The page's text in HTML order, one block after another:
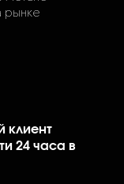
рынке
клиент
24 часа в